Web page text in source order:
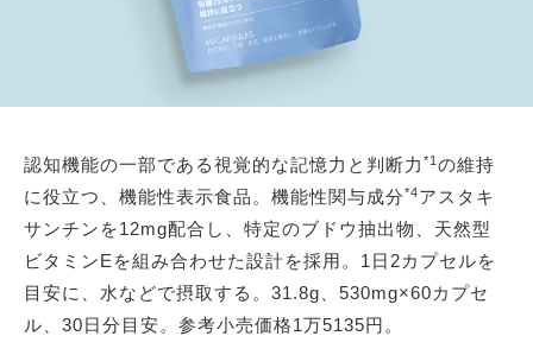
認知機能の一部である視覚的な記憶力と判断力 *1 の維持
に役立つ、機能性表示食品。機能性関与成分*4アスタキ
サンチンを12mg配合し、特定のブドウ抽出物、天然型
ビタミンEを組み合わせた設計を採用。1日2カプセルを
目安に、水などで摂取する。31.8g、530mg×60カプセ
ル、30日分目安。参考小売価格1万5135円。